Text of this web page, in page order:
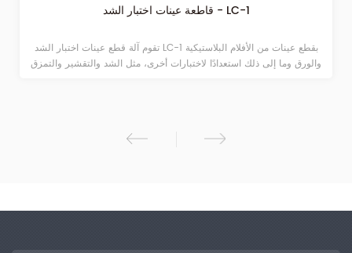
قاطعة عينات اختبار الشد - LC-1
تقوم آلة قطع عينات اختبار الشد LC-1 بقطع عينات من الأفلام البلاستيكية
والورق وما إلى ذلك استعدادًا لاختبارات أخرى، مثل الشد والتقشير والتمزق